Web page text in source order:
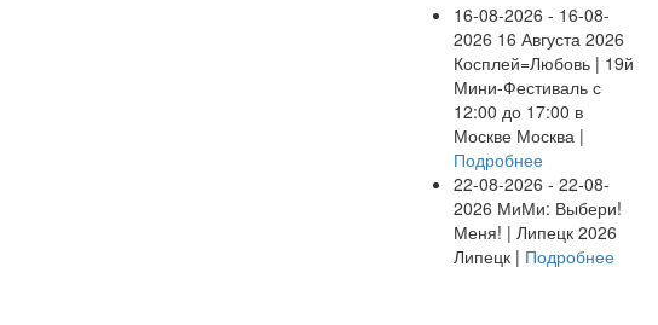
16-08-2026 - 16-08-
2026 16 Августа 2026
Косплей=Любовь | 19й
Мини-Фестиваль с
12:00 до 17:00 в
Москве Москва |
Подробнее
22-08-2026 - 22-08-
2026 МиМи: Выбери!
Меня! | Липецк 2026
Липецк | Подробнее